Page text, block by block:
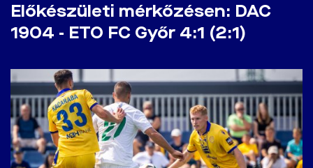
Előkészületi mérkőzésen: DAC
1904 - ETO FC Győr 4:1 (2:1)